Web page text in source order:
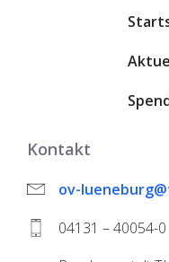
Kontakt
ov-
04131 – 40054-0